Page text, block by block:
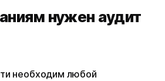
нужен аудит
необходим любой